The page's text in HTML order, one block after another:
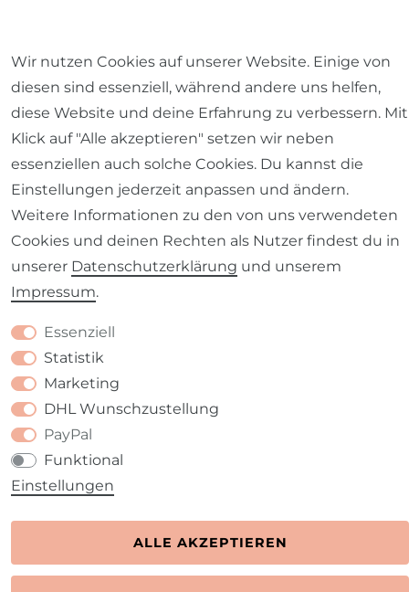
Impressum Daten­schutz­erklärung AGB
Barrierefreiheitserklärung Widerrufs­recht
VERTRAG WIDERRUFEN
Wir nutzen Cookies auf unserer Website. Einige von
diesen sind essenziell, während andere uns helfen,
diese Website und deine Erfahrung zu verbessern. Mit
Klick auf "Alle akzeptieren" setzen wir neben
essenziellen auch solche Cookies. Du kannst die
Einstellungen jederzeit anpassen und ändern.
Weitere Informationen zu den von uns verwendeten
Cookies und deinen Rechten als Nutzer findest du in
unserer Daten­schutz­erklärung und unserem
Impressum.
Essenziell
Statistik
Marketing
DHL Wunschzustellung
PayPal
Funktional
Einstellungen
ALLE AKZEPTIEREN